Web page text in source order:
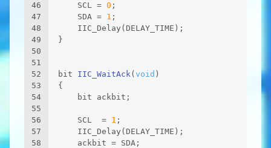
46
47
48
49
50
51
52
53
54
55
56
57
58
    SCL =
0 ;
    SDA =
1 ;
    IIC_Delay(DELAY_TIME);
}
bit IIC_WaitAck( void )
{
    bit ackbit;
    SCL  =
1 ;
    IIC_Delay(DELAY_TIME);
    ackbit = SDA;